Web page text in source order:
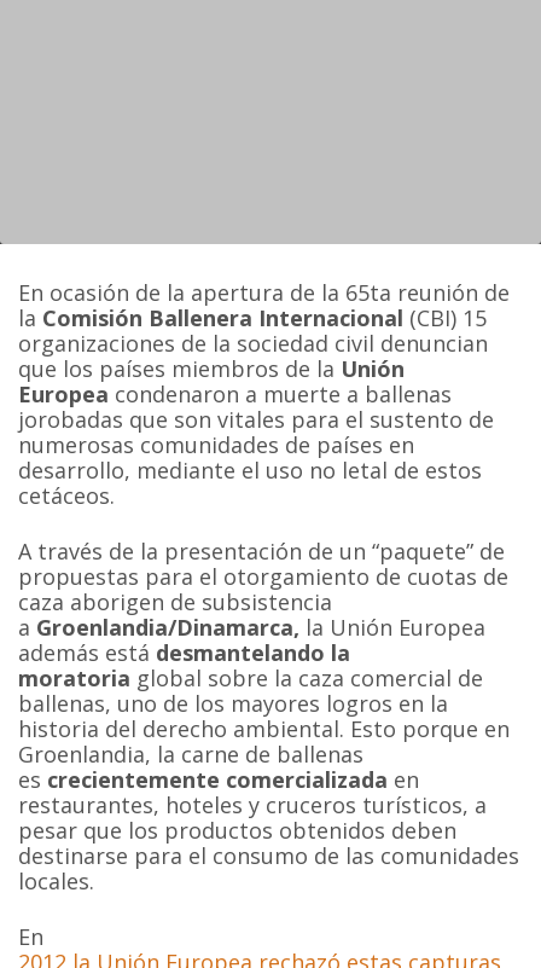
En ocasión de la apertura de la 65ta reunión de
la Comisión Ballenera Internacional (CBI) 15
organizaciones de la sociedad civil denuncian
que los países miembros de la Unión
Europea condenaron a muerte a ballenas
jorobadas que son vitales para el sustento de
numerosas comunidades de países en
desarrollo, mediante el uso no letal de estos
cetáceos.
A través de la presentación de un “paquete” de
propuestas para el otorgamiento de cuotas de
caza aborigen de subsistencia
a Groenlandia/Dinamarca, la Unión Europea
además está desmantelando la
moratoria global sobre la caza comercial de
ballenas, uno de los mayores logros en la
historia del derecho ambiental. Esto porque en
Groenlandia, la carne de ballenas
es crecientemente comercializada en
restaurantes, hoteles y cruceros turísticos, a
pesar que los productos obtenidos deben
destinarse para el consumo de las comunidades
locales.
En
2012 la Unión Europea rechazó estas capturas